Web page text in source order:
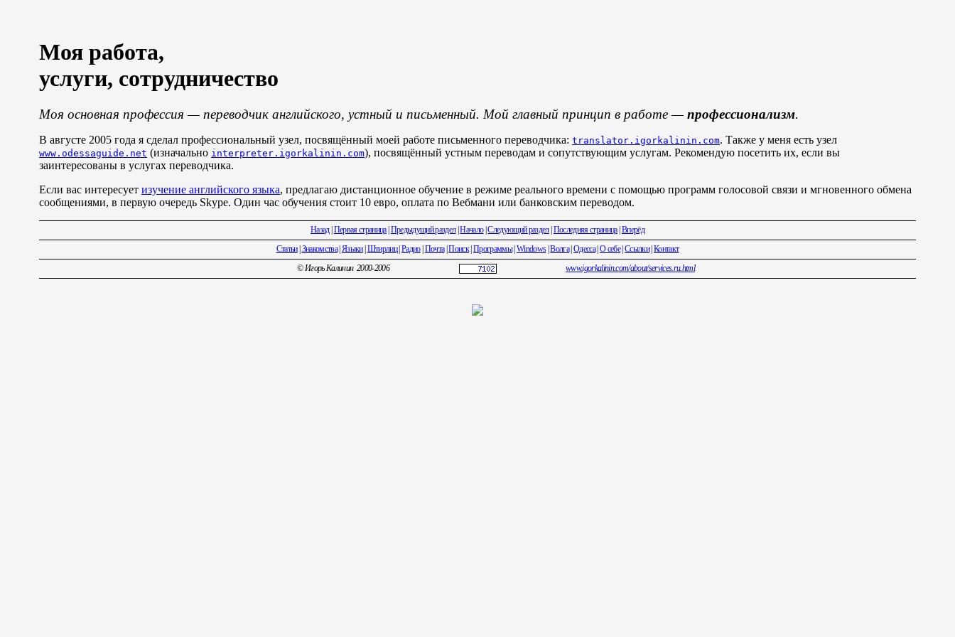
Моя работа,
услуги, сотрудничество
Моя основная профессия — переводчик английского, устный и письменный. Мой главный принцип в работе — профессионализм.
В августе 2005 года я сделал профессиональный узел, посвящённый моей работе письменного переводчика: translator.igorkalinin.com. Также у меня есть узел
www.odessaguide.net (изначально interpreter.igorkalinin.com), посвящённый устным переводам и сопутствующим услугам. Рекомендую посетить их, если вы
заинтересованы в услугах переводчика.
Если вас интересует изучение английского языка, предлагаю дистанционное обучение в режиме реального времени с помощью программ голосовой связи и мгновенного обмена
сообщениями, в первую очередь Skype. Один час обучения стоит 10 евро, оплата по Вебмани или банковским переводом.
Назад| Первая страница| Предыдущий раздел|Начало|Следующий раздел| Последняя страница| Вперёд
Статьи| Знакомства| Языки| Штирлиц| Радио| Почта|Поиск| Программы| Windows|Волга|Одесса|О себе|Ссылки|Контакт
© Игорь Калинин 2000-2006
www.igorkalinin.com/about/services.ru.html